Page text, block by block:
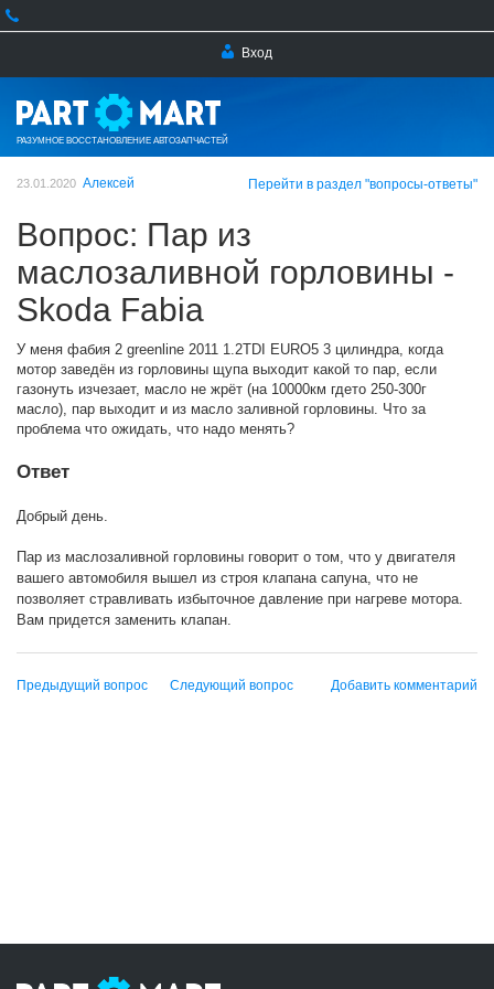
Вход
РАЗУМНОЕ ВОССТАНОВЛЕНИЕ АВТОЗАПЧАСТЕЙ
23.01.2020 Алексей Перейти в раздел "вопросы-ответы"
Вопрос: Пар из
маслозаливной горловины -
Skoda Fabia
У меня фабия 2 greenline 2011 1.2TDI EURO5 3 цилиндра, когда
мотор заведён из горловины щупа выходит какой то пар, если
газонуть изчезает, масло не жрёт (на 10000км гдето 250-300г
масло), пар выходит и из масло заливной горловины. Что за
проблема что ожидать, что надо менять?
Ответ
Добрый день.
Пар из маслозаливной горловины говорит о том, что у двигателя
вашего автомобиля вышел из строя клапана сапуна, что не
позволяет стравливать избыточное давление при нагреве мотора.
Вам придется заменить клапан.
Предыдущий вопрос Следующий вопрос Добавить комментарий